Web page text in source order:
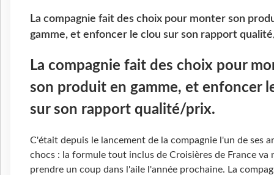
La compagnie fait des choix pour monter son
gamme, et enfoncer le clou sur son rapport
La compagnie fait des choix pour
son produit en gamme, et enfoncer
sur son rapport qualité/prix.
C'était depuis le lancement de la compagnie l'un de ses
chocs : la formule tout inclus de Croisières de France va
prendre un coup dans l'aile l'année prochaine. La